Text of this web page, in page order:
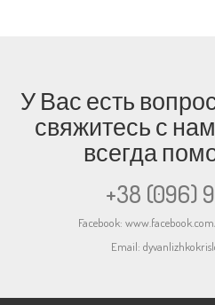
У Вас есть
свяжитесь с
всегда
+38 (096)
Facebook:
Email: